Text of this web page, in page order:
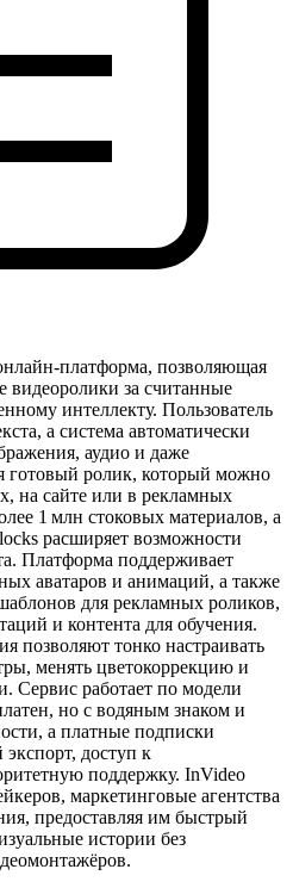
позволяющая
видеоролики за считанные
интеллекту. Пользователь
а система автоматически
аудио и даже
готовый ролик, который можно
на сайте или в рекламных
1 млн стоковых материалов, а
расширяет возможности
Платформа поддерживает
аватаров и анимаций, а также
для рекламных роликов,
и контента для обучения.
позволяют тонко настраивать
менять цветокоррекцию и
Сервис работает по модели
но с водяным знаком и
а платные подписки
доступ к
поддержку. InVideo
маркетинговые агентства
предоставляя им быстрый
истории без